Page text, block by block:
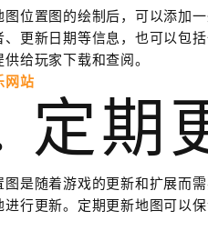
图位置图的绘制后，可以添加
、更新日期等信息，也可以包
给玩家下载和查阅。
网站
定期
图是随着游戏的更新和扩展而
进行更新。定期更新地图可以